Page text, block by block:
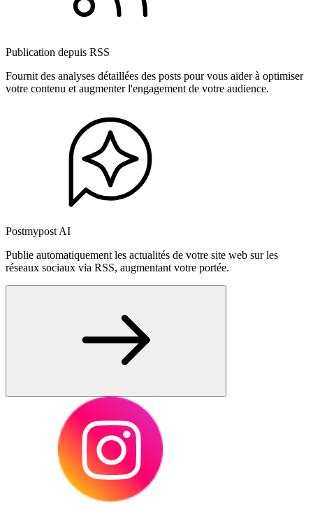
Publication depuis RSS
Fournit des analyses détaillées des posts pour vous aider à optimiser
votre contenu et augmenter l'engagement de votre audience.
Postmypost AI
Publie automatiquement les actualités de votre site web sur les
réseaux sociaux via RSS, augmentant votre portée.